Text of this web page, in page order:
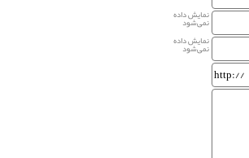
نمایش داده
نمی‌شود
نمایش داده
نمی‌شود